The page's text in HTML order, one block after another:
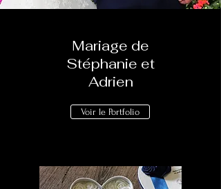
Mariage de
Stéphanie et
Adrien
Voir le Portfolio